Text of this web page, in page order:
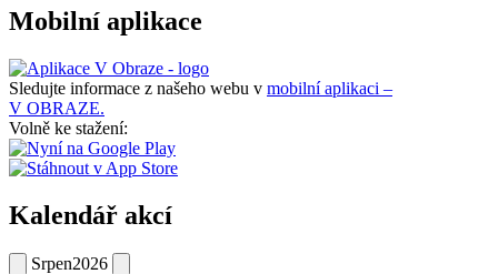
Mobilní aplikace
Sledujte informace z našeho webu v mobilní aplikaci –
V OBRAZE.
Volně ke stažení:
Kalendář akcí
Srpen2026